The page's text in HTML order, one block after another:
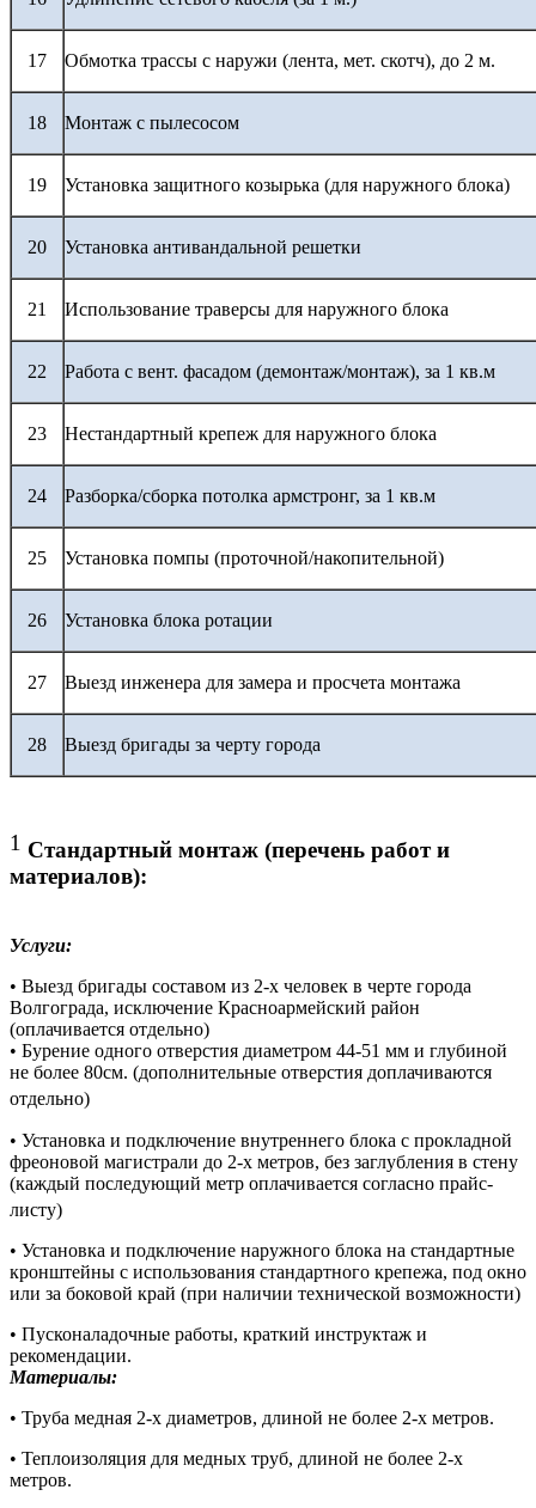
17 Обмотка трассы с наружи (лента, мет. скотч), до 2 м.
18 Монтаж с пылесосом
19 Установка защитного козырька (для наружного блока)
20 Установка антивандальной решетки
21 Использование траверсы для наружного блока
22 Работа с вент. фасадом (демонтаж/монтаж), за 1 кв.м
23 Нестандартный крепеж для наружного блока
24 Разборка/сборка потолка армстронг, за 1 кв.м
25 Установка помпы (проточной/накопительной)
26 Установка блока ротации
27 Выезд инженера для замера и просчета монтажа
28 Выезд бригады за черту города
1 Стандартный монтаж (перечень работ и
материалов):
Услуги:
• Выезд бригады составом из 2-х человек в черте города
Волгограда, исключение Красноармейский район
(оплачивается отдельно)
• Бурение одного отверстия диаметром 44-51 мм и глубиной
не более 80см. (дополнительные отверстия доплачиваются
отдельно)
• Установка и подключение внутреннего блока с прокладной
фреоновой магистрали до 2-х метров, без заглубления в стену
(каждый последующий метр оплачивается согласно прайс-
листу)
• Установка и подключение наружного блока на стандартные
кронштейны с использования стандартного крепежа, под окно
или за боковой край (при наличии технической возможности)
• Пусконаладочные работы, краткий инструктаж и
рекомендации.
Материалы:
• Труба медная 2-х диаметров, длиной не более 2-х метров.
• Теплоизоляция для медных труб, длиной не более 2-х
метров.